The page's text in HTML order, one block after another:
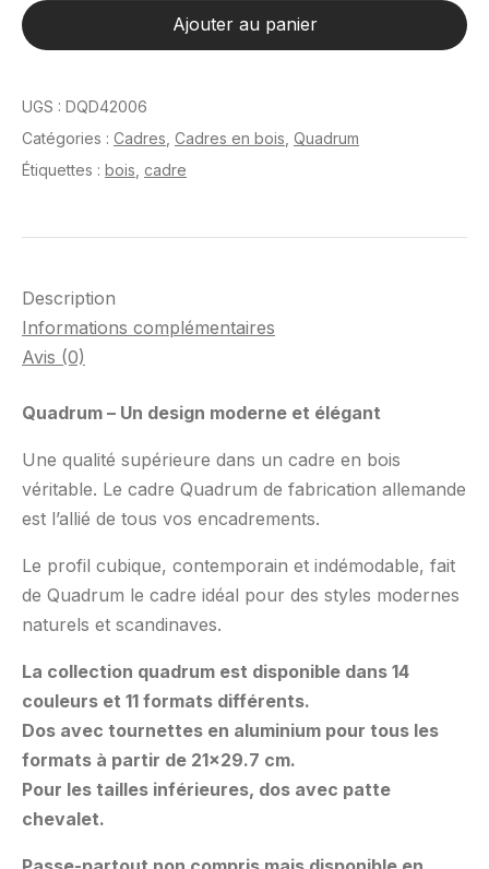
Quadrum
Wengé
x
42
cm
Ajouter au panier
UGS : DQD42006
Catégories : Cadres Cadres en bois Quadrum
Étiquettes : bois cadre
Description
Informations complémentaires
Avis (0)
Quadrum – Un design moderne et élégant
Une qualité supérieure dans un cadre en bois
véritable. Le cadre Quadrum de fabrication allemande
est l’allié de tous vos encadrements.
Le profil cubique, contemporain et indémodable, fait
de Quadrum le cadre idéal pour des styles modernes
naturels et scandinaves.
La collection quadrum est disponible dans 14
couleurs et 11 formats différents.
Dos avec tournettes en aluminium pour tous les
formats à partir de 21×29.7 cm.
Pour les tailles inférieures, dos avec patte
chevalet.